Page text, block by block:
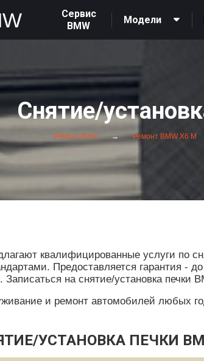
Сервис
BMW
Модели
Снятие/
Ремонт Bmw Ремонт BMW X6 M
квалифицированные услуги по
Предоставляется гарантия -
на снятие/установка печки
и ремонт автомобилей любых
УСТАНОВКА ПЕЧКИ